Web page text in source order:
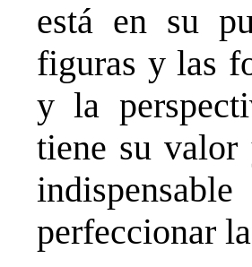
está en su
figuras y las
y la
tiene su valor
perfeccionar